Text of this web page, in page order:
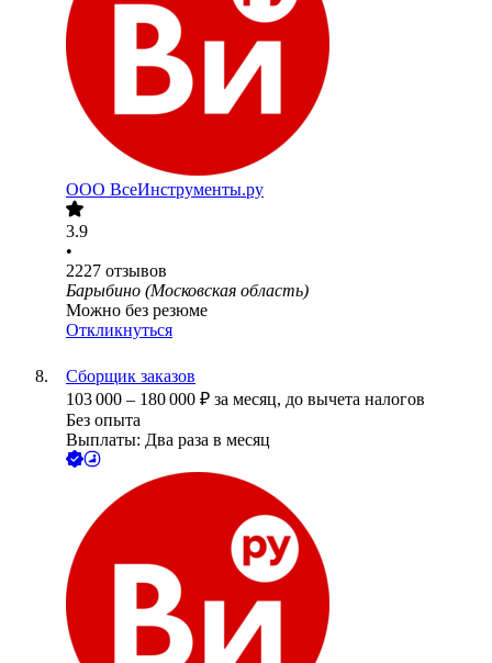
ООО ВсеИнструменты.ру
3.9
•
2227 отзывов
Барыбино (Московская область)
Можно без резюме
Откликнуться
Сборщик заказов
103 000 – 180 000 ₽ за месяц, до вычета налогов
Без опыта
Выплаты: Два раза в месяц